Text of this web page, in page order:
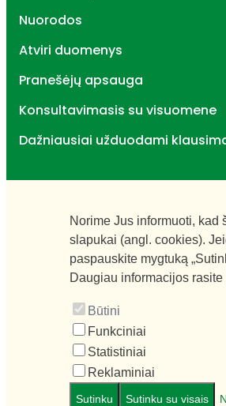
Nuorodos
Atviri duomenys
Pranešėjų apsauga
Konsultavimasis su visuomene
Dažniausiai užduodami
Norime Jus informuoti,
slapukai (angl. cookies).
paspauskite mygtuką
Daugiau informacijos rasite
Būtini
Funkciniai
Statistiniai
Reklaminiai
Sutinku Sutinku su visais